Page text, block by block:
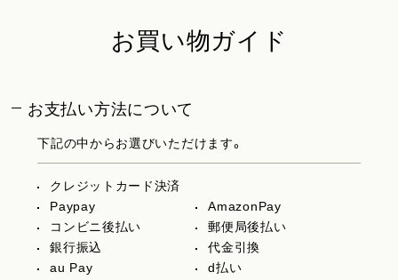
お買い物ガイド
お支払い方法について
下記の中からお選びいただけます。
クレジットカード決済
Paypay
AmazonPay
コンビニ後払い
郵便局後払い
銀行振込
代金引換
au Pay
d払い